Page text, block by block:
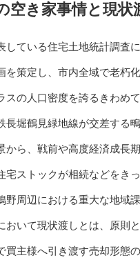
空き家事情と現状
している住宅土地統計調査
を策定し、市内全域で老朽
スの人口密度を誇るきわめ
長堀鶴見緑地線が交差する
から、戦前や高度経済成長
宅ストックが相続などをき
野周辺における重大な地域
おいて現状渡しとは、原則
買主様へ引き渡す売却形態